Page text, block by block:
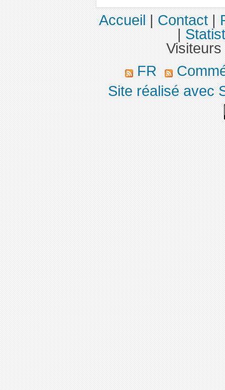
Accueil|Contact|
|
FR
Site réalisé avec